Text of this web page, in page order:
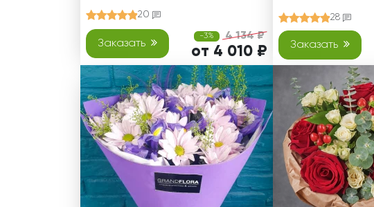
20
Заказать
-3% 4 134 ₽
от 4 010 ₽
28
Заказать